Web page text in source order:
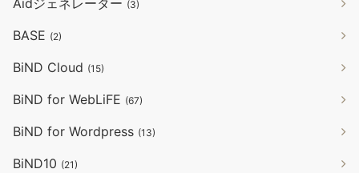
Aidジェネレーター (3)
BASE (2)
BiND Cloud (15)
BiND for WebLiFE (67)
BiND for Wordpress (13)
BiND10 (21)